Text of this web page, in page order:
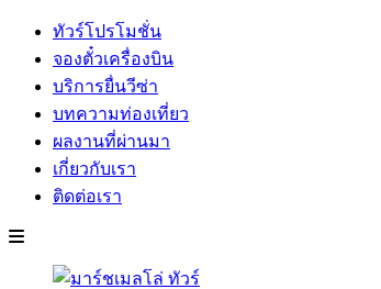
ทัวร์โปรโมชั่น
จองตั๋วเครื่องบิน
บริการยื่นวีซ่า
บทความท่องเที่ยว
ผลงานที่ผ่านมา
เกี่ยวกับเรา
ติดต่อเรา